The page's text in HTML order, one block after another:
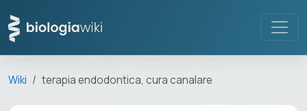
Wiki terapia endodontica, cura canalare